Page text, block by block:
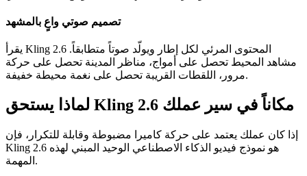
تصميم صوتي واعٍ بالمشهد
يقرأ Kling 2.6 المحتوى المرئي لكل إطار ويولّد صوتاً متطابقاً.
مشاهد المحيط تحصل على أمواج، مناظر المدينة تحصل على حركة
مرور، اللقطات القريبة تحصل على نغمة محيطة خفيفة.
لماذا يستحق Kling 2.6 مكاناً في سير عملك
إذا كان عملك يعتمد على حركة كاميرا مضبوطة وقابلة للتكرار، فإن
Kling 2.6 هو نموذج فيديو الذكاء الاصطناعي الوحيد المبني لهذه
المهمة.